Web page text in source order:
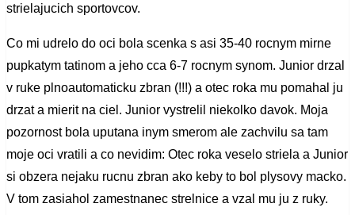
strielajucich sportovcov.
Co mi udrelo do oci bola scenka s asi 35-40 rocnym mirne
pupkatym tatinom a jeho cca 6-7 rocnym synom. Junior drzal
v ruke plnoautomaticku zbran (!!!) a otec roka mu pomahal ju
drzat a mierit na ciel. Junior vystrelil niekolko davok. Moja
pozornost bola uputana inym smerom ale zachvilu sa tam
moje oci vratili a co nevidim: Otec roka veselo striela a Junior
si obzera nejaku rucnu zbran ako keby to bol plysovy macko.
V tom zasiahol zamestnanec strelnice a vzal mu ju z ruky.